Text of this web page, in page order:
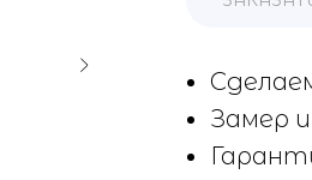
Замер